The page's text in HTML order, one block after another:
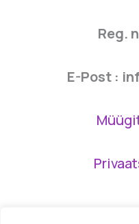
Reg.
E-Post :